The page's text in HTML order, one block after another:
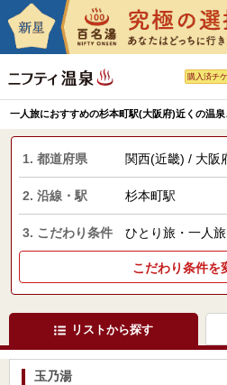
購入済チ
一人旅におすすめの杉本町駅(大阪府)近くの温
1. 都道府県 関西(近畿) / 大阪
2. 沿線・駅 杉本町駅
3. こだわり条件 ひとり旅・一人旅
こだわり条件を
リストから探す
玉乃湯